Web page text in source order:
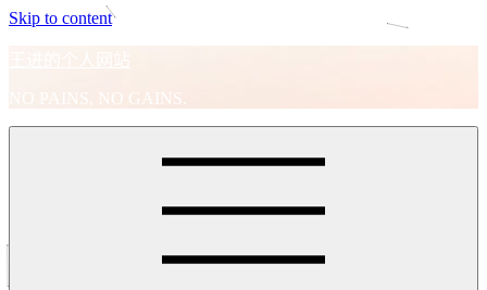
Skip to content
王进的个人网站
NO PAINS, NO GAINS.